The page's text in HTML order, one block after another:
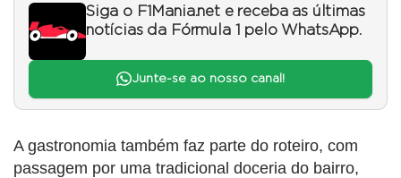
Siga o F1Mania.net e receba as últimas
notícias da Fórmula 1 pelo WhatsApp.
Junte-se ao nosso canal!
A gastronomia também faz parte do roteiro, com
passagem por uma tradicional doceria do bairro,